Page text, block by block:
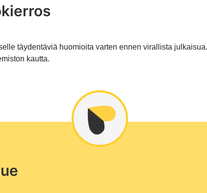
täydentäviä huomioita varten ennen virallista
kautta.